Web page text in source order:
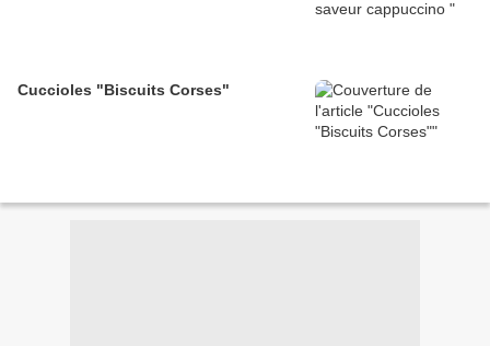
Cuccioles "Biscuits Corses"